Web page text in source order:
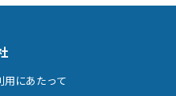
用にあたって